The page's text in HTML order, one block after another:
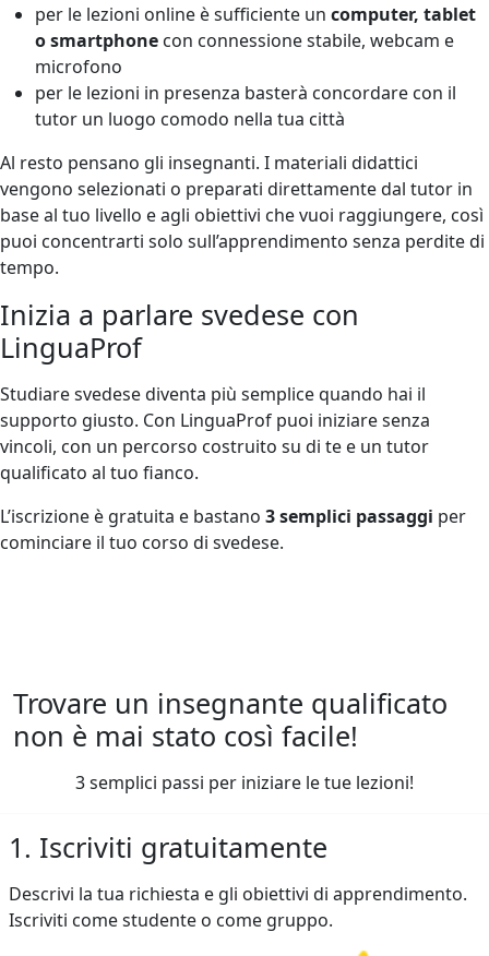
per le lezioni online è sufficiente un computer, tablet
o smartphone con connessione stabile, webcam e
microfono
per le lezioni in presenza basterà concordare con il
tutor un luogo comodo nella tua città
Al resto pensano gli insegnanti. I materiali didattici
vengono selezionati o preparati direttamente dal tutor in
base al tuo livello e agli obiettivi che vuoi raggiungere, così
puoi concentrarti solo sull’apprendimento senza perdite di
tempo.
Inizia a parlare svedese con
LinguaProf
Studiare svedese diventa più semplice quando hai il
supporto giusto. Con LinguaProf puoi iniziare senza
vincoli, con un percorso costruito su di te e un tutor
qualificato al tuo fianco.
L’iscrizione è gratuita e bastano 3 semplici passaggi per
cominciare il tuo corso di svedese.
Trovare un insegnante qualificato
non è mai stato così facile!
3 semplici passi per iniziare le tue lezioni!
1. Iscriviti gratuitamente
Descrivi la tua richiesta e gli obiettivi di apprendimento.
Iscriviti come studente o come gruppo.